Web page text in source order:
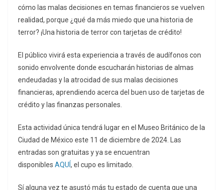
cómo las malas decisiones en temas financieros se vuelven
realidad, porque ¿qué da más miedo que una historia de
terror? ¡Una historia de terror con tarjetas de crédito!
El público vivirá esta experiencia a través de audífonos con
sonido envolvente donde escucharán historias de almas
endeudadas y la atrocidad de sus malas decisiones
financieras, aprendiendo acerca del buen uso de tarjetas de
crédito y las finanzas personales.
Esta actividad única tendrá lugar en el Museo Británico de la
Ciudad de México este 11 de diciembre de 2024. Las
entradas son gratuitas y ya se encuentran
disponibles AQUÍ , el cupo es limitado.
Sí alguna vez te asustó más tu estado de cuenta que una